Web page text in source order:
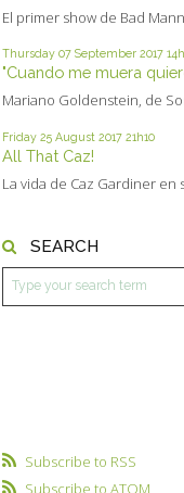
El primer show de Bad
Thursday 07 September 2017
"Cuando me muera
Mariano Goldenstein, de
Friday 25 August 2017 21h10
All That Caz!
La vida de Caz Gardiner en
SEARCH
Subscribe to RSS
Subscribe to ATOM